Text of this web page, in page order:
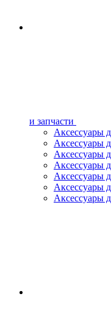
и запчасти
Аксессуары
Аксессуары
Аксессуары
Аксессуары
Аксессуары
Аксессуары
Аксессуары